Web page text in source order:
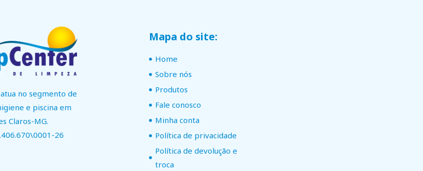
no segmento de
e piscina em
Claros-MG.
26
Mapa do site:
Home
Sobre nós
Produtos
Fale conosco
Minha conta
Política de privacidade
Política de devolução e
troca